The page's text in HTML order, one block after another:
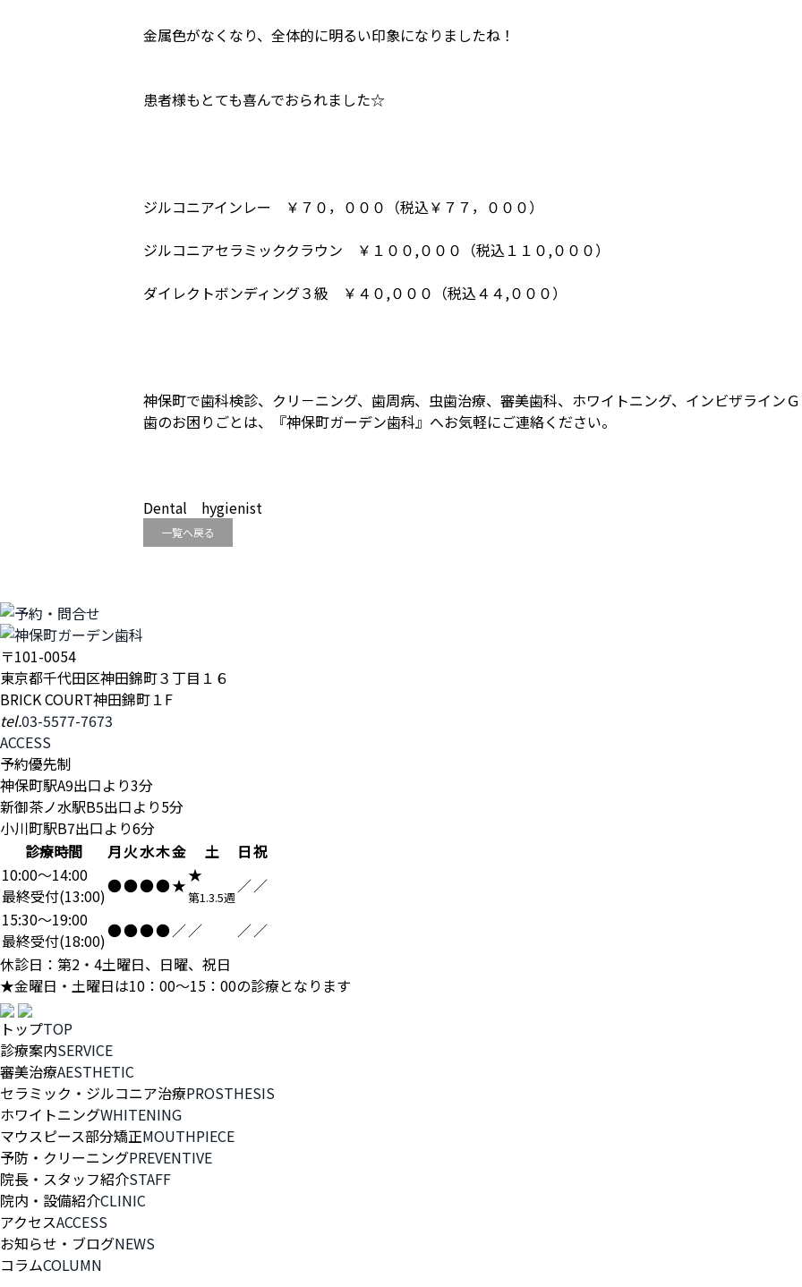
金属色がなくなり、全体的に明るい印象になりましたね！
患者様もとても喜んでおられました☆
ジルコニアインレー ￥７０，０００（税込￥７７，０００）
ジルコニアセラミッククラウン ￥１００,０００（税込１１０,０００）
ダイレクトボンディング３級 ￥４０,０００（税込４４,０００）
神保町で歯科検診、クリ－ニング、歯周病、虫歯治療、審美歯科、ホワイトニング、インビザライン
歯のお困りごとは、『神保町ガーデン歯科』へお気軽にご連絡ください。
Dental hygienist
一覧へ戻る
〒101-0054
東京都千代田区神田錦町３丁目１６
BRICK COURT神田錦町１F
tel.03-5577-7673
ACCESS
予約優先制
神保町駅A9出口より3分
新御茶ノ水駅B5出口より5分
小川町駅B7出口より6分
診療時間
月火水木金 土 日祝
10:00～14:00
最終受付(13:00)●●●●★★
第1.3.5週
／／
15:30～19:00
最終受付(18:00)●●●●／／ ／／
休診日：第2・4土曜日、日曜、祝日
★金曜日・土曜日は10：00～15：00の診療となります
トップTOP
診療案内SERVICE
審美治療AESTHETIC
セラミック・ジルコニア治療PROSTHESIS
ホワイトニングWHITENING
マウスピース部分矯正MOUTHPIECE
予防・クリーニングPREVENTIVE
院長・スタッフ紹介STAFF
院内・設備紹介CLINIC
アクセスACCESS
お知らせ・ブログNEWS
コラムCOLUMN